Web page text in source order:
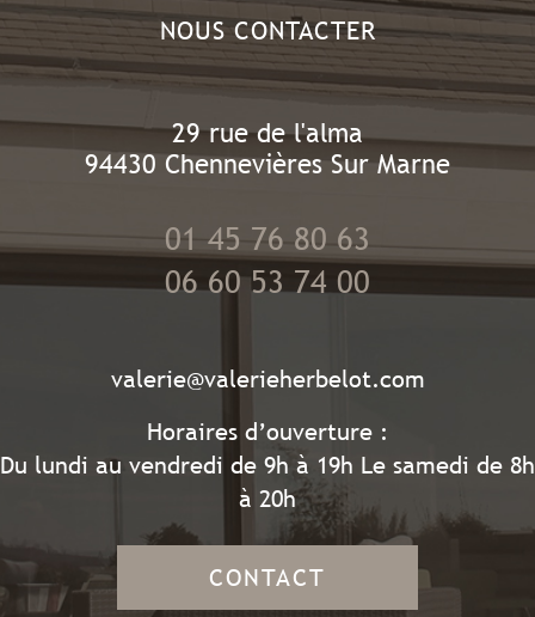
NOUS CONTACTER
29 rue de l'alma
94430 Chennevières Sur Marne
01 45 76 80 63
06 60 53 74 00
valerie@valerieherbelot.com
Horaires d’ouverture :
Du lundi au vendredi de 9h à 19h Le samedi de 8h
à 20h
CONTACT